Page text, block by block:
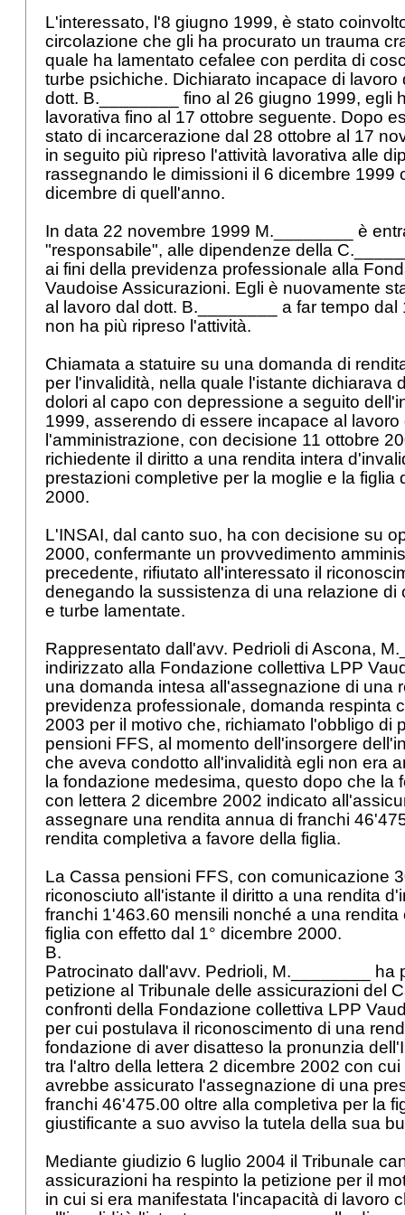
L'interessato, l'8 giugno 1999, è stato
circolazione che gli ha procurato un trauma
quale ha lamentato cefalee con perdita di
turbe psichiche. Dichiarato incapace di lavoro
dott. B.________ fino al 26 giugno 1999, egli
lavorativa fino al 17 ottobre seguente. Dopo
stato di incarcerazione dal 28 ottobre al 17
in seguito più ripreso l'attività lavorativa alle
rassegnando le dimissioni il 6 dicembre 1999
dicembre di quell'anno.
In data 22 novembre 1999 M.________ è
"responsabile", alle dipendenze della
ai fini della previdenza professionale alla
Vaudoise Assicurazioni. Egli è nuovamente
al lavoro dal dott. B.________ a far tempo
non ha più ripreso l'attività.
Chiamata a statuire su una domanda di
per l'invalidità, nella quale l'istante dichiarava
dolori al capo con depressione a seguito
1999, asserendo di essere incapace al
l'amministrazione, con decisione 11 ottobre
richiedente il diritto a una rendita intera
prestazioni completive per la moglie e la figlia
2000.
L'INSAI, dal canto suo, ha con decisione su
2000, confermante un provvedimento
precedente, rifiutato all'interessato il
denegando la sussistenza di una relazione di
e turbe lamentate.
Rappresentato dall'avv. Pedrioli di Ascona,
indirizzato alla Fondazione collettiva LPP
una domanda intesa all'assegnazione di una
previdenza professionale, domanda respinta
2003 per il motivo che, richiamato l'obbligo di
pensioni FFS, al momento dell'insorgere
che aveva condotto all'invalidità egli non era
la fondazione medesima, questo dopo che la
con lettera 2 dicembre 2002 indicato
assegnare una rendita annua di franchi
rendita completiva a favore della figlia.
La Cassa pensioni FFS, con comunicazione
riconosciuto all'istante il diritto a una rendita
franchi 1'463.60 mensili nonché a una rendita
figlia con effetto dal 1° dicembre 2000.
B.
Patrocinato dall'avv. Pedrioli, M.________ ha
petizione al Tribunale delle assicurazioni del
confronti della Fondazione collettiva LPP
per cui postulava il riconoscimento di una
fondazione di aver disatteso la pronunzia
tra l'altro della lettera 2 dicembre 2002 con
avrebbe assicurato l'assegnazione di una
franchi 46'475.00 oltre alla completiva per la
giustificante a suo avviso la tutela della sua
Mediante giudizio 6 luglio 2004 il Tribunale
assicurazioni ha respinto la petizione per il
in cui si era manifestata l'incapacità di lavoro